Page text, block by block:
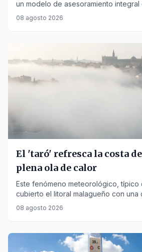
un modelo de asesoramiento integral
urbanismo, arquitectura y gestión
agilizar la obtención de
08 agosto 2026
El 'taró' refresca la costa
plena ola de calor
Este fenómeno meteorológico, típico
cubierto el litoral malagueño con una
blanca, aliviando las altas
08 agosto 2026